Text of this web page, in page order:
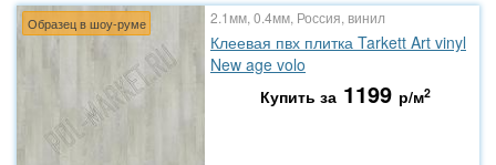
Образец в шоу-руме 2.1мм, 0.4мм, Россия, винил
Клеевая пвх плитка Tarkett Art vinyl
New age volo
Купить за 1199 р/м2